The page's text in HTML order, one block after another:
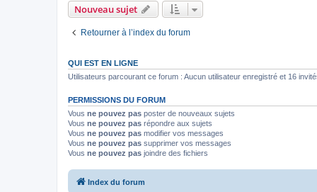
Nouveau sujet
Retourner à l’index du forum
QUI EST EN LIGNE
Utilisateurs parcourant ce forum : Aucun utilisateur enregistré et 16
PERMISSIONS DU FORUM
Vous ne pouvez pas poster de nouveaux sujets
Vous ne pouvez pas répondre aux sujets
Vous ne pouvez pas modifier vos messages
Vous ne pouvez pas supprimer vos messages
Vous ne pouvez pas joindre des fichiers
Index du forum